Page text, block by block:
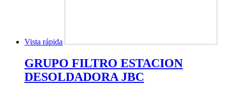
Vista rápida
GRUPO FILTRO ESTACION
DESOLDADORA JBC